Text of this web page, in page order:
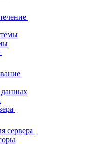
данных
сервера